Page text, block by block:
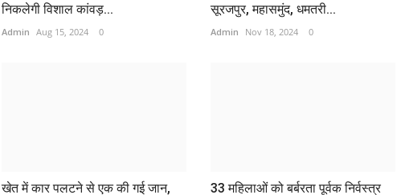
निकलेगी विशाल कांवड़...
Admin Aug 15, 2024 0
सूरजपुर, महासमुंद, धमतरी...
Admin Nov 18, 2024 0
खेत में कार पलटने से एक की गई जान, 33 महिलाओं को बर्बरता पूर्वक निर्वस्त्र